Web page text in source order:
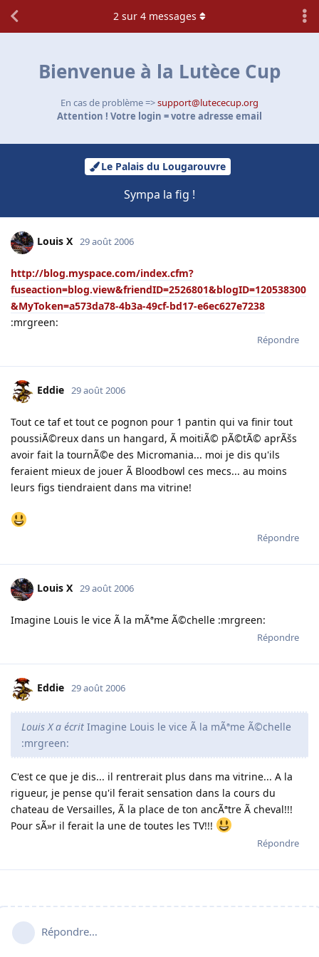
Bienvenue à la Lutèce Cup
En cas de problème =>support@lutececup.org
Attention ! Votre login = votre adresse email
Le Palais du Lougarouvre
Sympa la fig !
2 sur 4 messages
Louis X 29 août 2006
http://blog.myspace.com/index.cfm?
fuseaction=blog.view&friendID=2526801&blogID=120538300
&MyToken=a573da78-4b3a-49cf-bd17-e6ec627e7238
:mrgreen:
Répondre
Eddie 29 août 2006
Tout ce taf et tout ce pognon pour 1 pantin qui va finir tout
poussiÃ©reux dans un hangard, Ã moitiÃ© pÃ©tÃ© aprÃšs
avoir fait la tournÃ©e des Micromania... moi je dis qu'ils
feraient mieux de jouer Ã Bloodbowl ces mecs... au moins
leurs figs tiendraient dans ma vitrine!
Répondre
Louis X 29 août 2006
Imagine Louis le vice Ã la mÃªme Ã©chelle :mrgreen:
Répondre
Eddie 29 août 2006
Louis X a écrit Imagine Louis le vice Ã la mÃªme Ã©chelle
:mrgreen:
C'est ce que je dis... il rentrerait plus dans ma vitrine... A la
rigueur, je pense qu'il ferait sensation dans la cours du
chateau de Versailles, Ã la place de ton ancÃªtre Ã cheval!!!
Pour sÃ»r il ferait la une de toutes les TV!!!
Répondre
Répondre…